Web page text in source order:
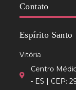
Contato
Espírito Santo
Vitória
Centro
- ES | CEP: